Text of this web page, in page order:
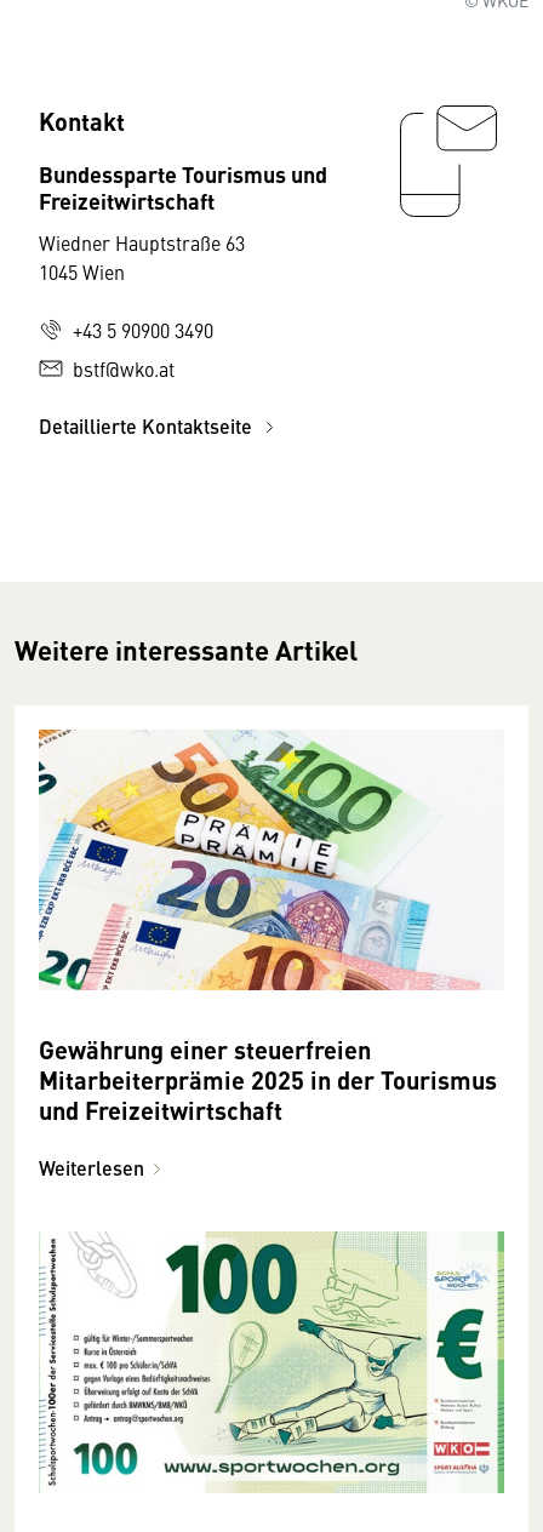
Kontakt
Bundessparte Tourismus und
Freizeitwirtschaft
Wiedner Hauptstraße 63
1045 Wien
+43 5 90900 3490
bstf@wko.at
Detaillierte Kontaktseite
Weitere interessante Artikel
Gewährung einer steuerfreien
Mitarbeiterprämie 2025 in der Tourismus
und Freizeitwirtschaft
Weiterlesen